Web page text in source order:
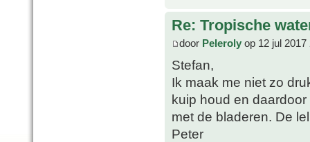
Re: Tropische
door Peleroly op 12 jul 2017
Stefan,
Ik maak me niet zo
kuip houd en
met de bladeren. De
Peter